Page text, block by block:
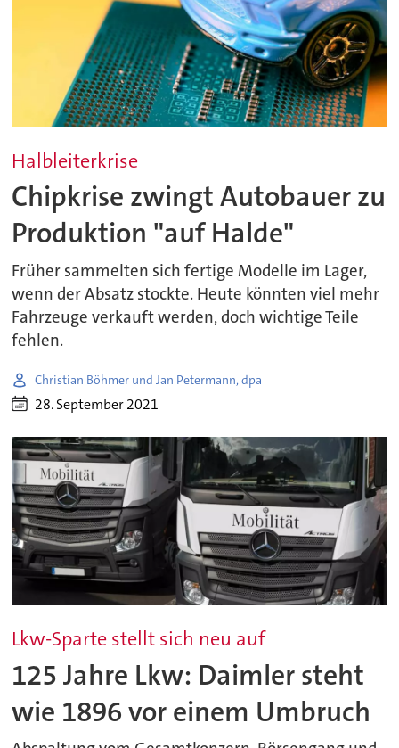
Halbleiterkrise
Chipkrise zwingt Autobauer zu
Produktion "auf Halde"
Früher sammelten sich fertige Modelle im Lager,
wenn der Absatz stockte. Heute könnten viel mehr
Fahrzeuge verkauft werden, doch wichtige Teile
fehlen.
Christian Böhmer und Jan Petermann, dpa
28. September 2021
Lkw-Sparte stellt sich neu auf
125 Jahre Lkw: Daimler steht
wie 1896 vor einem Umbruch